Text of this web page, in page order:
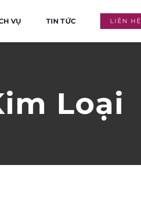
VỤ TIN TỨC LIÊN HỆ
Loại